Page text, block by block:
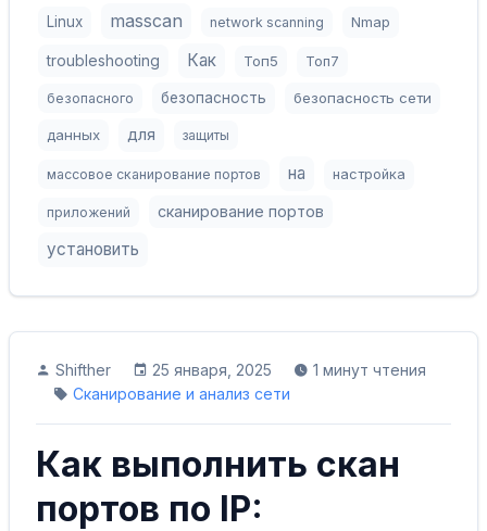
Shifther 25 января, 2025
1 минут чтения
Сканирование и анализ сети
Как выполнить скан
портов по IP:
Linux masscan network scanning Nmap
troubleshooting Как Топ5 Топ7
безопасного безопасность безопасность сети
данных для защиты
массовое сканирование портов на настройка
приложений сканирование портов
установить